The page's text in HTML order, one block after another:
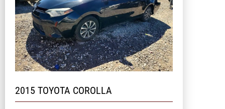
2015 TOYOTA COROLLA